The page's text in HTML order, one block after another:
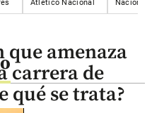
Atlético Nacional Nacional
amenaza
carrera de
qué se trata?